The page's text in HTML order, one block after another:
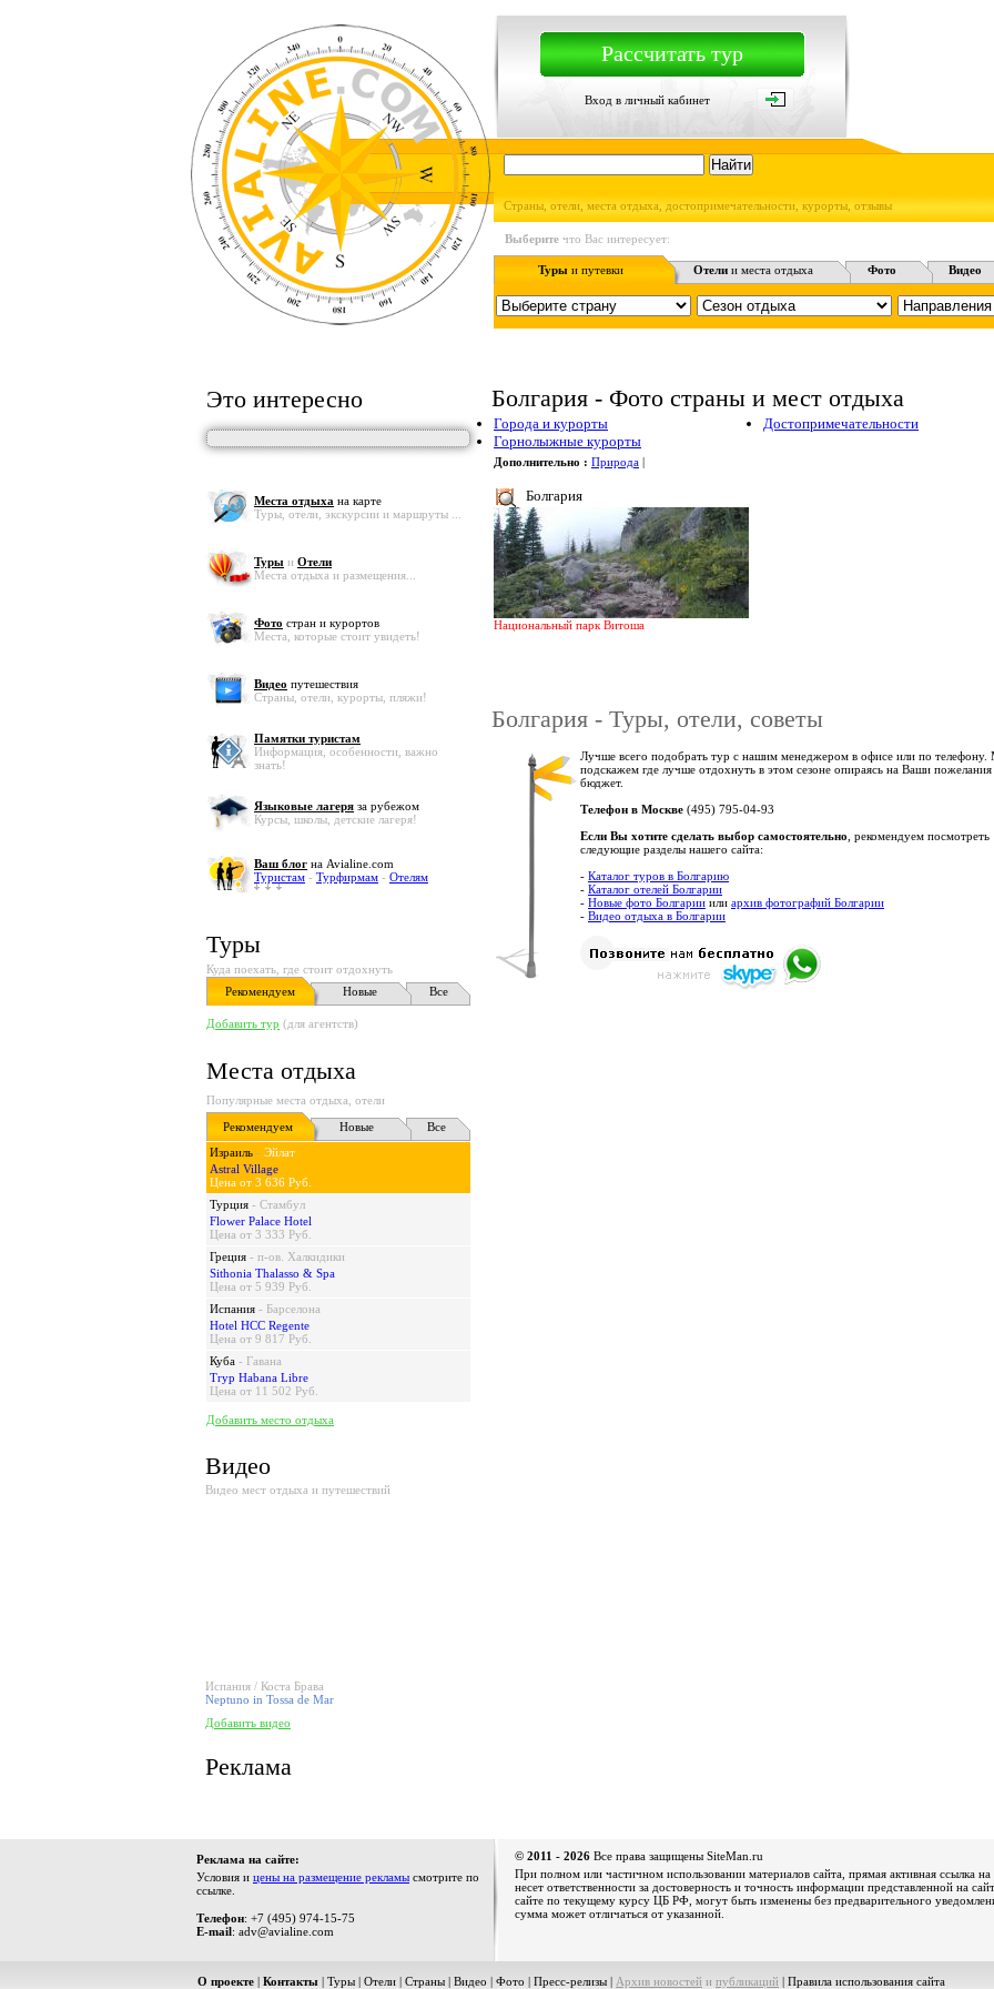
Рассчитать тур
Вход в личный кабинет
Страны, отели, места отдыха, достопримечательности, курорты, отзывы
Выберите что Вас интересует:
Турыи путевки Отели и места отдыха Фото Видео
Это интересно
Места отдыха на карте
Туры, отели, экскурсии и маршруты ...
Туры и Отели
Места отдыха и размещения...
Фото стран и курортов
Места, которые стоит увидеть!
Видео путешествия
Страны, отели, курорты, пляжи!
Памятки туристам
Информация, особенности, важно
знать!
Языковые лагеря за рубежом
Курсы, школы, детские лагеря!
Ваш блог на Avialine.com
Туристам - Турфирмам - Отелям
Туры
Куда поехать, где стоит отдохнуть
Рекомендуем
Новые Все
Добавить тур (для агентств)
Места отдыха
Популярные места отдыха, отели
Рекомендуем
Новые
Все
Израиль - Эйлат
Astral Village
Цена от 3 636 Руб.
Турция - Стамбул
Flower Palace Hotel
Цена от 3 333 Руб.
Греция - п-ов. Халкидики
Sithonia Thalasso & Spa
Цена от 5 939 Руб.
Испания - Барселона
Hotel HCC Regente
Цена от 9 817 Руб.
Куба - Гавана
Tryp Habana Libre
Цена от 11 502 Руб.
Добавить место отдыха
Видео
Видео мест отдыха и путешествий
Испания / Коста Брава
Neptuno in Tossa de Mar
Добавить видео
Реклама
Болгария - Фото страны и мест отдыха
Города и курорты
Горнолыжные курорты
Достопримечательности
Дополнительно : Природа |
Болгария
Национальный парк Витоша
Болгария - Туры, отели, советы
Лучше всего подобрать тур с нашим менеджером в офисе или по
подскажем где лучше отдохнуть в этом сезоне опираясь на Ваши
бюджет.
Телефон в Москве (495) 795-04-93
Если Вы хотите сделать выбор самостоятельно , рекомендуем посмотреть
следующие разделы нашего сайта:
- Каталог туров в Болгарию
- Каталог отелей Болгарии
- Новые фото Болгарии или архив фотографий Болгарии
- Видео отдыха в Болгарии
Реклама на сайте:
Условия и цены на размещение рекламы смотрите по
ссылке.
Телефон: +7 (495) 974-15-75
E-mail: adv@avialine.com
© 2011 - 2026 Все права защищены SiteMan.ru
При полном или частичном использовании материалов сайта, прямая активная ссылка
несет ответственности за достоверность и точность информации представленной на
сайте по текущему курсу ЦБ РФ, могут быть изменены без предварительного
сумма может отличаться от указанной.
О проекте | Контакты | Туры | Отели | Страны | Видео | Фото | Пресс-релизы | Архив новостей и публикаций | Правила использования сайта